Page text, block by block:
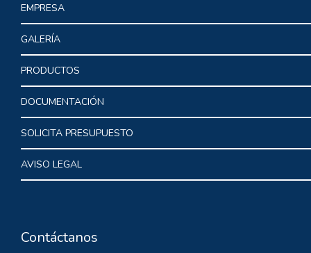
EMPRESA
GALERÍA
PRODUCTOS
DOCUMENTACIÓN
SOLICITA PRESUPUESTO
AVISO LEGAL
Contáctanos